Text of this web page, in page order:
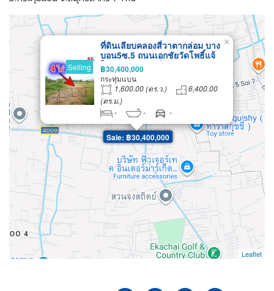
Sale: ฿30,400,000
Selling
ที่ดินเลียบคลองสี่วาตากล่อม บาง
บอน5ซ.5 ถนนเอกชัยวัดโพธิ์แจ้
ใกล้สวนจงสถิตย์ ตลาดคุณนาย
ที่ดินถมแล้ว 4ไร่ สร้างโรงงาน
โกดัง หอพัก
฿30,400,000
กระทุ่มแบน
1,600.00 (ตร.ว.)
6,400.00
(ตร.ม.)
-
- -
×
Leaflet